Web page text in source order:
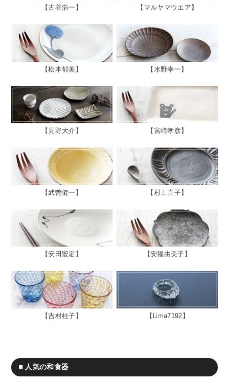
古谷浩一 マルヤマウエア
松本郁美 水野幸一
見野大介 宮崎孝彦
武曽健一 村上直子
安田宏定 安福由美子
吉村桂子 Lima7192
■ 人気の和食器